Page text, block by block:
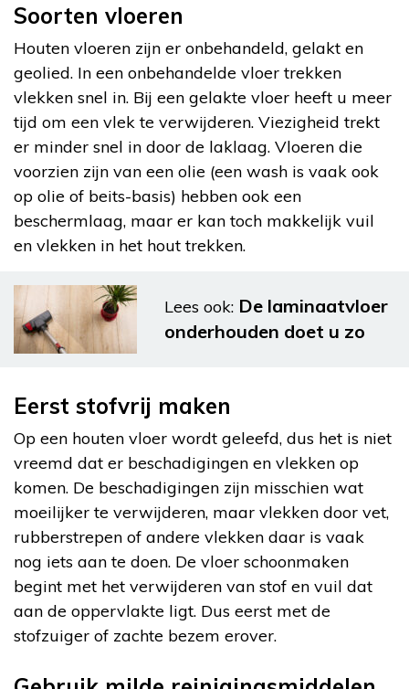
Soorten vloeren
Houten vloeren zijn er onbehandeld, gelakt en
geolied. In een onbehandelde vloer trekken
vlekken snel in. Bij een gelakte vloer heeft u meer
tijd om een vlek te verwijderen. Viezigheid trekt
er minder snel in door de laklaag. Vloeren die
voorzien zijn van een olie (een wash is vaak ook
op olie of beits-basis) hebben ook een
beschermlaag, maar er kan toch makkelijk vuil
en vlekken in het hout trekken.
Lees ook: De laminaatvloer
onderhouden doet u zo
Eerst stofvrij maken
Op een houten vloer wordt geleefd, dus het is niet
vreemd dat er beschadigingen en vlekken op
komen. De beschadigingen zijn misschien wat
moeilijker te verwijderen, maar vlekken door vet,
rubberstrepen of andere vlekken daar is vaak
nog iets aan te doen. De vloer schoonmaken
begint met het verwijderen van stof en vuil dat
aan de oppervlakte ligt. Dus eerst met de
stofzuiger of zachte bezem erover.